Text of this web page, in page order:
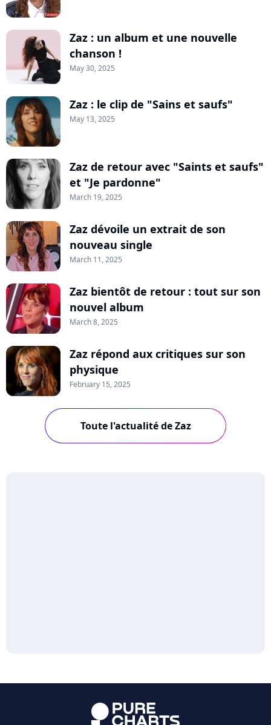
Zaz : un album et une nouvelle
chanson !
May 30, 2025
Zaz : le clip de "Sains et saufs"
May 13, 2025
Zaz de retour avec "Saints et saufs"
et "Je pardonne"
March 19, 2025
Zaz dévoile un extrait de son
nouveau single
March 11, 2025
Zaz bientôt de retour : tout sur son
nouvel album
March 8, 2025
Zaz répond aux critiques sur son
physique
February 15, 2025
Toute l'actualité de Zaz